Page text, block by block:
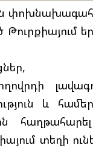
փոխնախագահ
Թուրքիայում
և
տեղի